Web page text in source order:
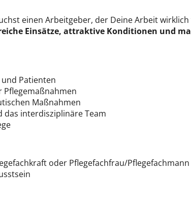
einen Arbeitgeber, der Deine Arbeit
attraktive Konditionen und
Patienten
Maßnahmen
interdisziplinäre Team
oder Pflegefachfrau/